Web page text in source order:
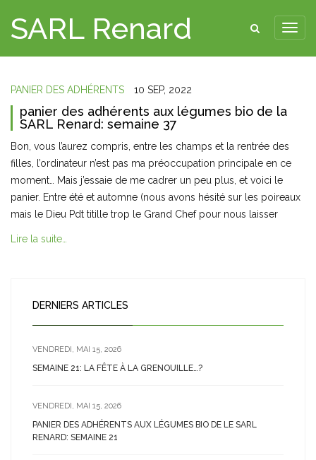
SARL Renard
PANIER DES ADHÉRENTS 10 SEP, 2022
panier des adhérents aux légumes bio de la
SARL Renard: semaine 37
Bon, vous l’aurez compris, entre les champs et la rentrée des
filles, l’ordinateur n’est pas ma préoccupation principale en ce
moment… Mais j’essaie de me cadrer un peu plus, et voici le
panier. Entre été et automne (nous avons hésité sur les poireaux
mais le Dieu Pdt titille trop le Grand Chef pour nous laisser
Lire la suite…
DERNIERS ARTICLES
VENDREDI, MAI 15, 2026
SEMAINE 21: LA FÊTE À LA GRENOUILLE…?
VENDREDI, MAI 15, 2026
PANIER DES ADHÉRENTS AUX LÉGUMES BIO DE LE SARL
RENARD: SEMAINE 21